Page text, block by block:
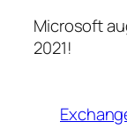
Microsoft
2021!